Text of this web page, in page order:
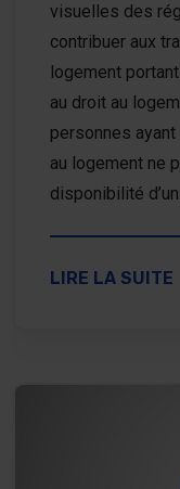
visuelles des
contribuer aux
logement
au droit au
personnes
au logement ne
disponibilité
LIRE LA SUITE
SUR LES